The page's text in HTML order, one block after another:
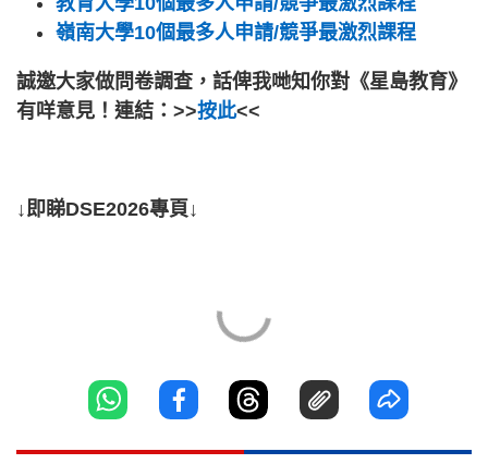
嶺南大學10個最多人申請/競爭最激烈課程
誠邀大家做問卷調查，話俾我哋知你對《星島教育》
有咩意見！連結：>>按此<<
↓即睇DSE2026專頁↓